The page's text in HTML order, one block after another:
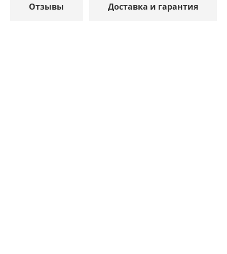
Отзывы Доставка и гарантия